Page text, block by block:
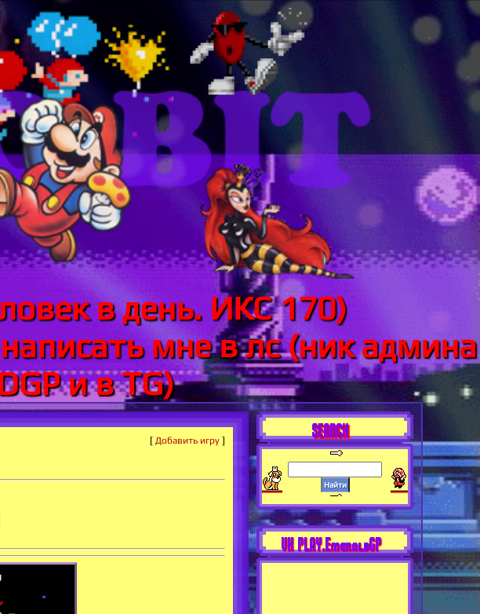
в день. ИКС 170)
мне в лс (ник админа
и в TG)
[ Добавить игру ]
SEARCH
VK PLAY.EmeraldGP